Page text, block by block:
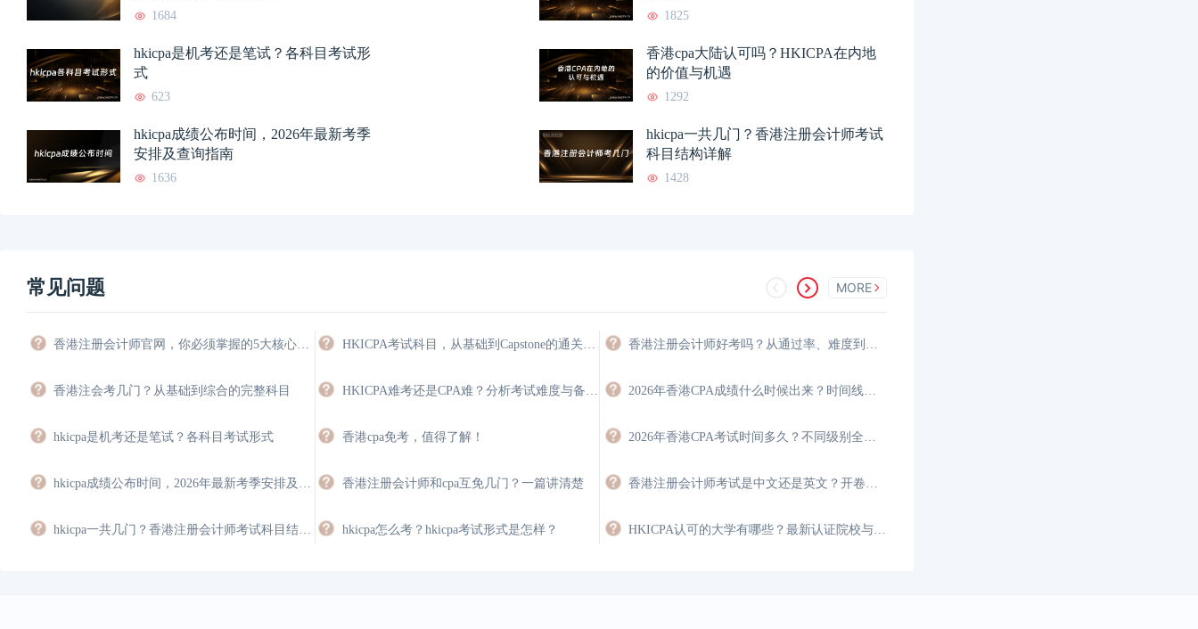
1684 1825
hkicpa是机考还是笔试？各科目考试形
式
623
香港cpa大陆认可吗？HKICPA在内地
的价值与机遇
1292
hkicpa成绩公布时间，2026年最新考季
安排及查询指南
1636
hkicpa一共几门？香港注册会计师考试
科目结构详解
1428
常见问题 MORE
香港注会考几门？从基础到综合的完整科目
hkicpa是机考还是笔试？各科目考试形式 香港cpa免考，值得了解！
香港注册会计师和cpa互免几门？一篇讲清楚
hkicpa怎么考？hkicpa考试形式是怎样？